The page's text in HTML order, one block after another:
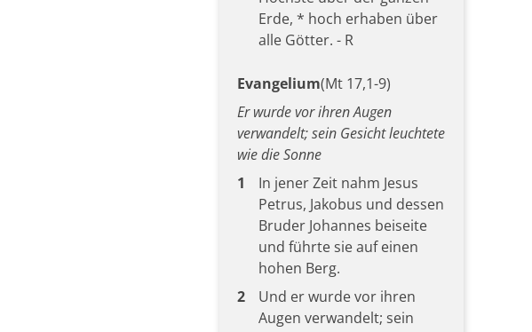
Erde, * hoch erhaben über
alle Götter. - R
Evangelium(Mt 17,1-9)
Er wurde vor ihren Augen
verwandelt; sein Gesicht leuchtete
wie die Sonne
1
In jener Zeit nahm Jesus
Petrus, Jakobus und dessen
Bruder Johannes beiseite
und führte sie auf einen
hohen Berg.
2
Und er wurde vor ihren
Augen verwandelt; sein